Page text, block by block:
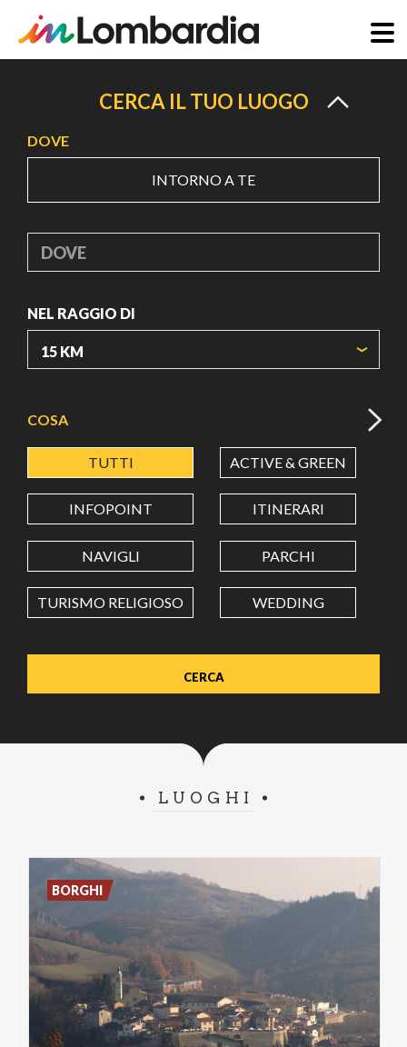
principale
CERCA IL TUO LUOGO
DOVE
INTORNO A TE
DOVE
NEL RAGGIO DI
LATITUDINE
LONGITUDINE
Value in decimal degrees. Use dot (.) as decimal separator.
COSA
TUTTI ACTIVE & GREEN
INFOPOINT ITINERARI
NAVIGLI PARCHI
TURISMO RELIGIOSO WEDDING
LUOGHI
BORGHI